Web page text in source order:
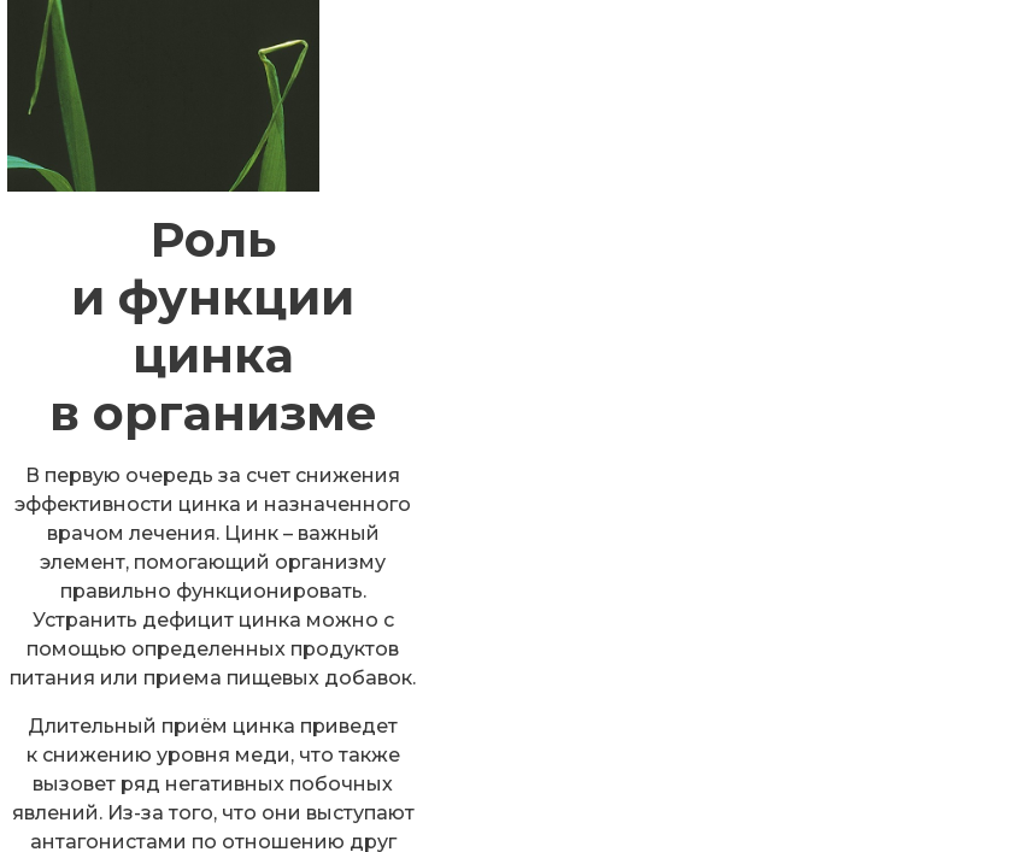
Роль
и функции
цинка
в организме
В первую очередь за счет снижения
эффективности цинка и назначенного
врачом лечения. Цинк – важный
элемент, помогающий организму
правильно функционировать.
Устранить дефицит цинка можно с
помощью определенных продуктов
питания или приема пищевых добавок.
Длительный приём цинка приведет
к снижению уровня меди, что также
вызовет ряд негативных побочных
явлений. Из-за того, что они выступают
антагонистами по отношению друг